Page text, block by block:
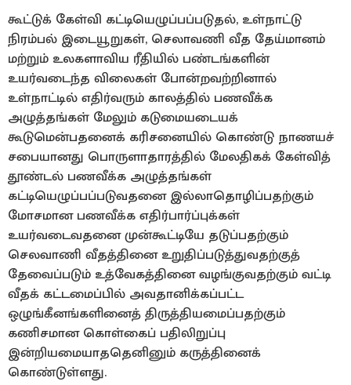
கூட்டுக் கேள்வி கட்டியெழுப்பப்படுதல், உள்நாட்டு
நிரம்பல் இடையூறுகள், செலாவணி வீத தேய்மானம்
மற்றும் உலகளாவிய ரீதியில் பண்டங்களின்
உயர்வடைந்த விலைகள் போன்றவற்றினால்
உள்நாட்டில் எதிர்வரும் காலத்தில் பணவீக்க
அழுத்தங்கள் மேலும் கடுமையடையக்
கூடுமென்பதனைக் கரிசனையில் கொண்டு நாணயச்
சபையானது பொருளாதாரத்தில் மேலதிகக் கேள்வித்
தூண்டல் பணவீக்க அழுத்தங்கள்
கட்டியெழுப்பப்படுவதனை இல்லாதொழிப்பதற்கும்
மோசமான பணவீக்க எதிர்பார்ப்புக்கள்
உயர்வடைவதனை முன்கூட்டியே தடுப்பதற்கும்
செலவாணி வீதத்தினை உறுதிப்படுத்துவதற்குத்
தேவைப்படும் உத்வேகத்தினை வழங்குவதற்கும் வட்டி
வீதக் கட்டமைப்பில் அவதானிக்கப்பட்ட
ஒழுங்கீனங்களினைத் திருத்தியமைப்பதற்கும்
கணிசமான கொள்கைப் பதிலிறுப்பு
இன்றியமையாததெனினும் கருத்தினைக்
கொண்டுள்ளது.